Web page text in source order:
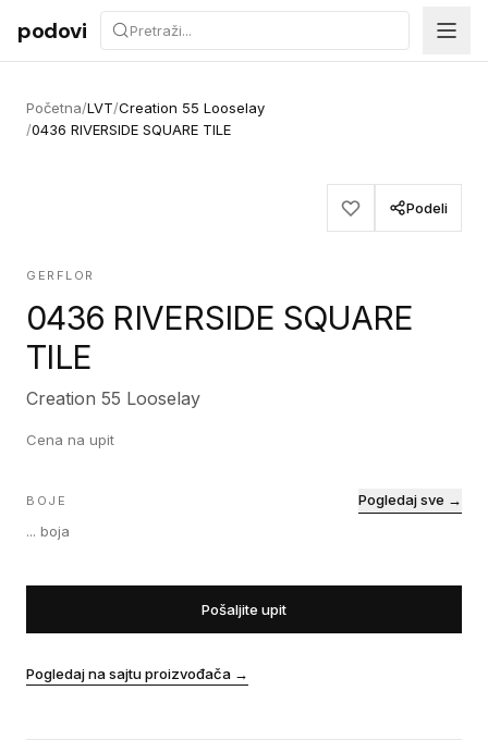
Preskoči na sadržaj
podovi
Početna/LVT/Creation 55 Looselay
/0436 RIVERSIDE SQUARE TILE
Podeli
GERFLOR
0436 RIVERSIDE SQUARE
TILE
Creation 55 Looselay
Cena na upit
BOJE
... boja
Pogledaj sve →
Pošaljite upit
Pogledaj na sajtu proizvođača →